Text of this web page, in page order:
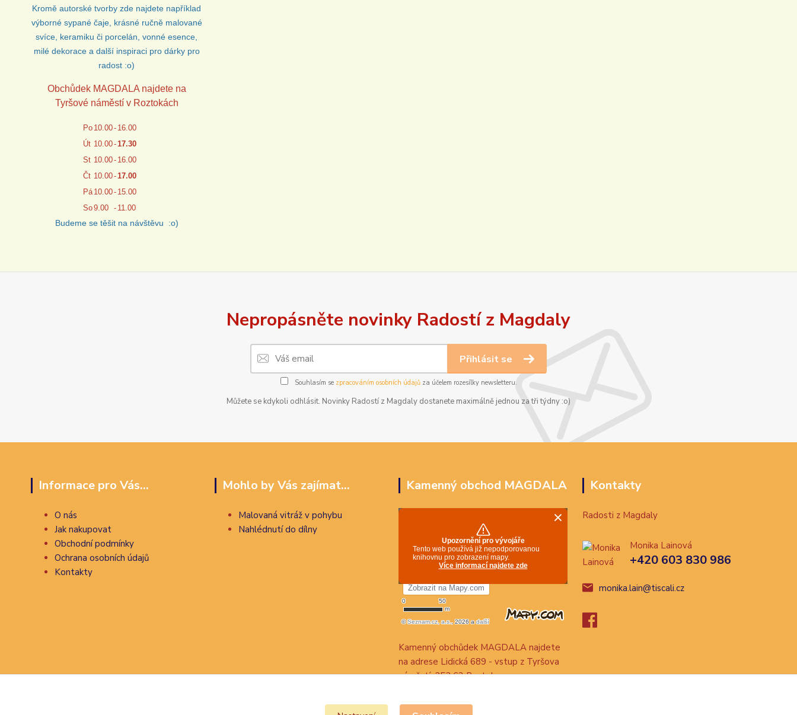
Kromě autorské tvorby zde najdete například
výborné sypané čaje, krásné ručně malované
svíce, keramiku či porcelán, vonné esence,
milé dekorace a další inspiraci pro dárky pro
radost :o)
Obchůdek MAGDALA najdete na
Tyršové náměstí v Roztokách
Po 10.00- 16.00
Út 10.00-17.30
St 10.00- 16.00
Čt 10.00-17.00
Pá 10.00- 15.00
So9.00 - 11.00
Budeme se těšit na návštěvu :o)
Nepropásněte novinky Radostí z Magdaly
Přihlásit se
Souhlasím se zpracováním osobních údajůza účelem rozesílky newsletteru.
Můžete se kdykoli odhlásit. Novinky Radostí z Magdaly dostanete maximálně jednou za tři týdny :o)
Informace pro Vás...
O nás
Jak nakupovat
Obchodní podmínky
Ochrana osobních údajů
Kontakty
Mohlo by Vás zajímat...
Malovaná vitráž v pohybu
Nahlédnutí do dílny
Kamenný obchod MAGDALA
Kamenný obchůdek MAGDALA najdete
na adrese Lidická 689 - vstup z Tyršova
náměstí, 252 63 Roztoky
Kontakty
Radosti z Magdaly
Monika Lainová
+420 603 830 986
monika.lain@tiscali.cz